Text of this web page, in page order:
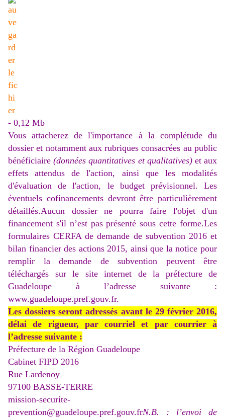
- 0,12 Mb
Vous attacherez de l'importance à la complétude du
dossier et notamment aux rubriques consacrées au public
bénéficiaire(données quantitatives et qualitatives)et aux
effets attendus de l'action, ainsi que les modalités
d'évaluation de l'action, le budget prévisionnel. Les
éventuels cofinancements devront être particulièrement
détaillés.Aucun dossier ne pourra faire l'objet d'un
financement s'il n’est pas présenté sous cette forme.Les
formulaires CERFA de demande de subvention 2016 et
bilan financier des actions 2015, ainsi que la notice pour
remplir la demande de subvention peuvent être
téléchargés sur le site internet de la préfecture de
Guadeloupe à l’adresse suivante :
www.guadeloupe.pref.gouv.fr.
Les dossiers seront adressés avant le 29 février 2016,
délai de rigueur, par courriel et par courrier à
l’adresse suivante :
Préfecture de la Région Guadeloupe
Cabinet FIPD 2016
Rue Lardenoy
97100 BASSE-TERRE
mission-securite-
prevention@guadeloupe.pref.gouv.frN.B. : l’envoi de